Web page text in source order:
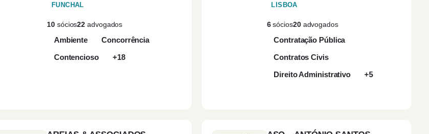
FUNCHAL
10 sócios22 advogados
Ambiente
Concorrência
Contencioso
+18
LISBOA
6sócios20advogados
Contratação Pública
Contratos Civis
Direito Administrativo
+5